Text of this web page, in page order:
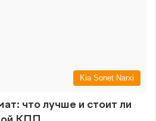
Kia Sonet Narxi
что лучше и стоит ли